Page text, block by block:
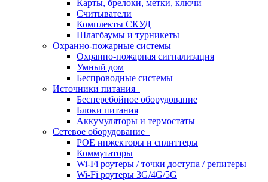
Карты, брелоки, метки, ключи
Считыватели
Комплекты СКУД
Шлагбаумы и турникеты
Охранно-пожарные системы
Охранно-пожарная сигнализация
Умный дом
Беспроводные системы
Источники питания
Бесперебойное оборудование
Блоки питания
Аккумуляторы и термостаты
Сетевое оборудование
POE инжекторы и сплиттеры
Коммутаторы
Wi-Fi роутеры / точки доступа / репитеры
Wi-Fi роутеры 3G/4G/5G